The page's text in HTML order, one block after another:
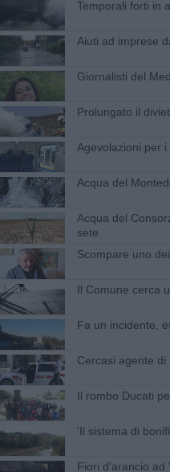
Temporali forti in
Aiuti ad imprese
Giornalisti del
Prolungato il
Agevolazioni per
Acqua del
Acqua del
sete
Scompare uno
Il Comune cerca
Fa un incidente,
Cercasi agente di
Il rombo Ducati
'Il sistema di
Fiori d'arancio ad